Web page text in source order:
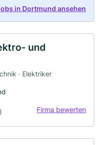
in Dortmund ansehen
und
· Elektriker
Firma bewerten